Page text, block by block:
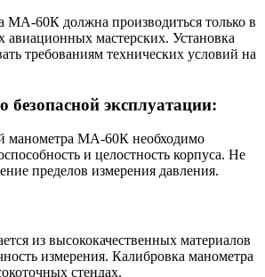
МА-60К должна производиться только в
авиационных мастерских. Установка
требованиям технических условий на
безопасной эксплуатации:
манометра МА-60К необходимо
и целостность корпуса. Не
пределов измерения давления.
из высококачественных материалов
измерения. Калибровка манометра
стендах.